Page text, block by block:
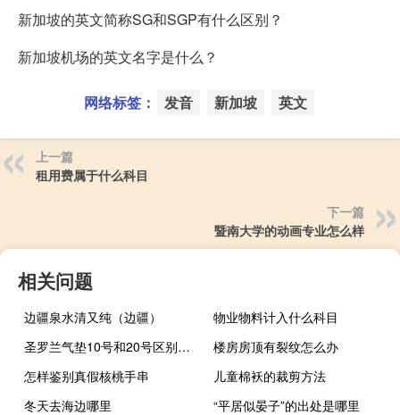
新加坡的英文简称SG和SGP有什么区别？
新加坡机场的英文名字是什么？
网络标签： 发音 新加坡 英文
上一篇
租用费属于什么科目
下一篇
暨南大学的动画专业怎么样
相关问题
边疆泉水清又纯（边疆）
物业物料计入什么科目
圣罗兰气垫10号和20号区别（圣罗兰气垫10号和20号）
楼房房顶有裂纹怎么办
怎样鉴别真假核桃手串
儿童棉袄的裁剪方法
冬天去海边哪里
“平居似晏子”的出处是哪里